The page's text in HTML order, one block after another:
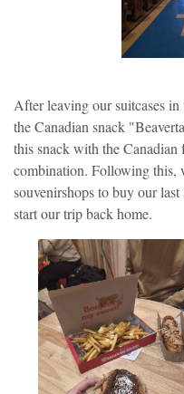
After leaving our suitcases
the Canadian snack
this snack with the
combination. Following this,
souvenirshops to buy our
start our trip back home.